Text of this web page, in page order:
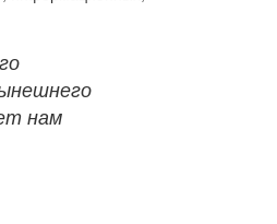
нам